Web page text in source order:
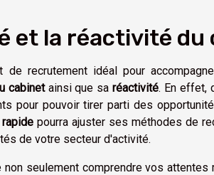
et la réactivité du
recrutement idéal pour
cabinetainsi que saréactivité. En effet,
pour pouvoir tirer parti des
pourra ajuster ses méthodes de
de votre secteur d'activité.
seulement comprendre vos attentes